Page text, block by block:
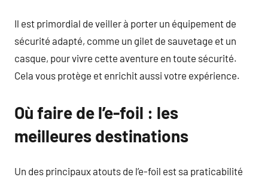
Il est primordial de veiller à porter un équipement de
sécurité adapté, comme un gilet de sauvetage et un
casque, pour vivre cette aventure en toute sécurité.
Cela vous protège et enrichit aussi votre expérience.
Où faire de l’e-foil : les
meilleures destinations
Un des principaux atouts de l’e-foil est sa praticabilité